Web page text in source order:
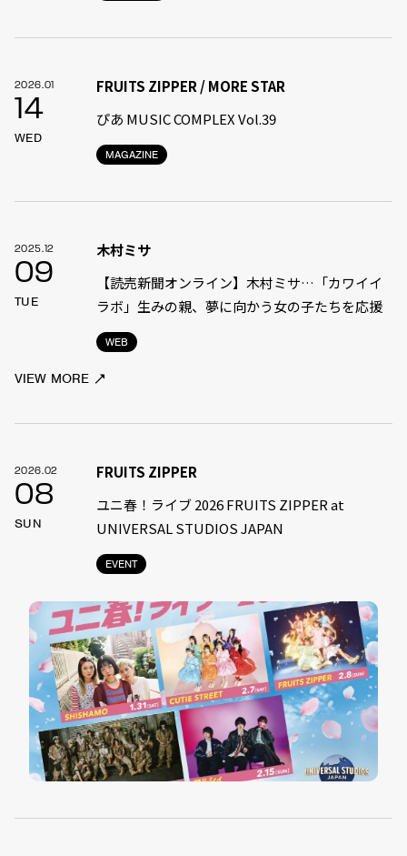
2026.01
14
WED
MAGAZINE
FRUITS ZIPPER / MORE STAR
ぴあ MUSIC COMPLEX Vol.39
2025.12
09
TUE
WEB
木村ミサ
【読売新聞オンライン】木村ミサ…「カワイイ
ラボ」生みの親、夢に向かう女の子たちを応援
VIEW MORE
2026.02
08
SUN
EVENT
FRUITS ZIPPER
ユニ春！ライブ 2026 FRUITS ZIPPER at
UNIVERSAL STUDIOS JAPAN